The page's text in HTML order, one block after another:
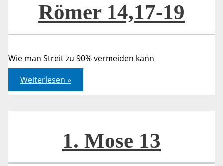
Römer 14,17-19
Wie man Streit zu 90% vermeiden kann
Römer
14,17-
19
Weiterlesen »
1. Mose 13